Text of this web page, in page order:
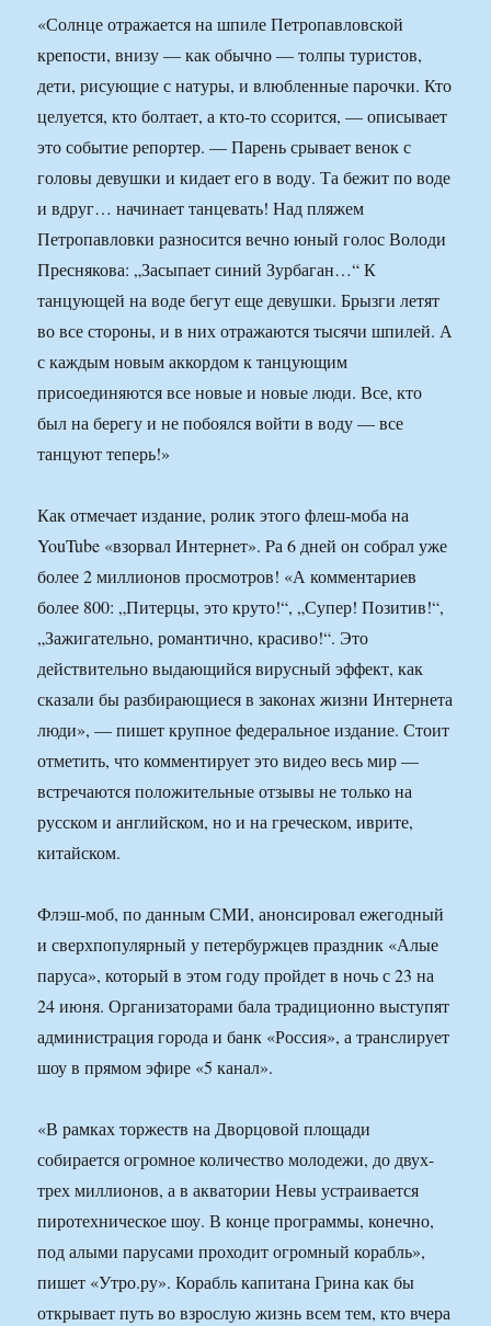
«Солнце отражается на шпиле Петропавловской
крепости, внизу — как обычно — толпы туристов,
дети, рисующие с натуры, и влюбленные парочки. Кто
целуется, кто болтает, а кто-то ссорится, — описывает
это событие репортер. — Парень срывает венок с
головы девушки и кидает его в воду. Та бежит по воде
и вдруг… начинает танцевать! Над пляжем
Петропавловки разносится вечно юный голос Володи
Преснякова: „Засыпает синий Зурбаган…“ К
танцующей на воде бегут еще девушки. Брызги летят
во все стороны, и в них отражаются тысячи шпилей. А
с каждым новым аккордом к танцующим
присоединяются все новые и новые люди. Все, кто
был на берегу и не побоялся войти в воду — все
танцуют теперь!»
Как отмечает издание, ролик этого флеш-моба на
YouTube «взорвал Интернет». Pа 6 дней он собрал уже
более 2 миллионов просмотров! «А комментариев
более 800: „Питерцы, это круто!“, „Супер! Позитив!“,
„Зажигательно, романтично, красиво!“. Это
действительно выдающийся вирусный эффект, как
сказали бы разбирающиеся в законах жизни Интернета
люди», — пишет крупное федеральное издание. Стоит
отметить, что комментирует это видео весь мир —
встречаются положительные отзывы не только на
русском и английском, но и на греческом, иврите,
китайском.
Флэш-моб, по данным СМИ, анонсировал ежегодный
и сверхпопулярный у петербуржцев праздник «Алые
паруса», который в этом году пройдет в ночь с 23 на
24 июня. Организаторами бала традиционно выступят
администрация города и банк «Россия», а транслирует
шоу в прямом эфире «5 канал».
«В рамках торжеств на Дворцовой площади
собирается огромное количество молодежи, до двух-
трех миллионов, а в акватории Невы устраивается
пиротехническое шоу. В конце программы, конечно,
под алыми парусами проходит огромный корабль»,
пишет «Утро.ру». Корабль капитана Грина как бы
открывает путь во взрослую жизнь всем тем, кто вчера